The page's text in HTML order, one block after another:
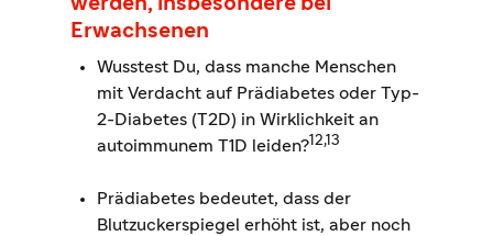
Erwachsenen
Wusstest Du, dass manche Menschen
mit Verdacht auf Prädiabetes oder Typ-
2-Diabetes (T2D) in Wirklichkeit an
autoimmunem T1D leiden?12,13
Prädiabetes bedeutet, dass der
Blutzuckerspiegel erhöht ist, aber noch